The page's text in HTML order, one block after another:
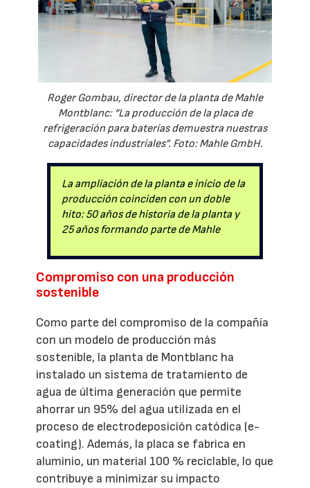
Roger Gombau, director de la planta de Mahle
Montblanc: “La producción de la placa de
refrigeración para baterías demuestra nuestras
capacidades industriales”. Foto: Mahle GmbH.
La ampliación de la planta e inicio de la
producción coinciden con un doble
hito: 50 años de historia de la planta y
25 años formando parte de Mahle
Compromiso con una producción
sostenible
Como parte del compromiso de la compañía
con un modelo de producción más
sostenible, la planta de Montblanc ha
instalado un sistema de tratamiento de
agua de última generación que permite
ahorrar un 95% del agua utilizada en el
proceso de electrodeposición catódica (e-
coating). Además, la placa se fabrica en
aluminio, un material 100 % reciclable, lo que
contribuye a minimizar su impacto